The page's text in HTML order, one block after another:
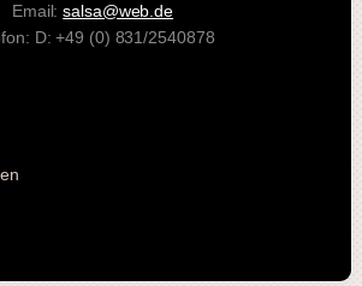
Email:salsa@web.de
D: +49 (0) 831/2540878